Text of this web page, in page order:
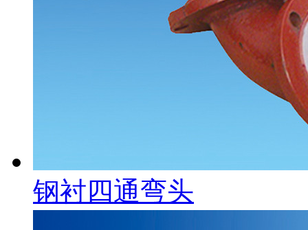
钢衬四通弯头